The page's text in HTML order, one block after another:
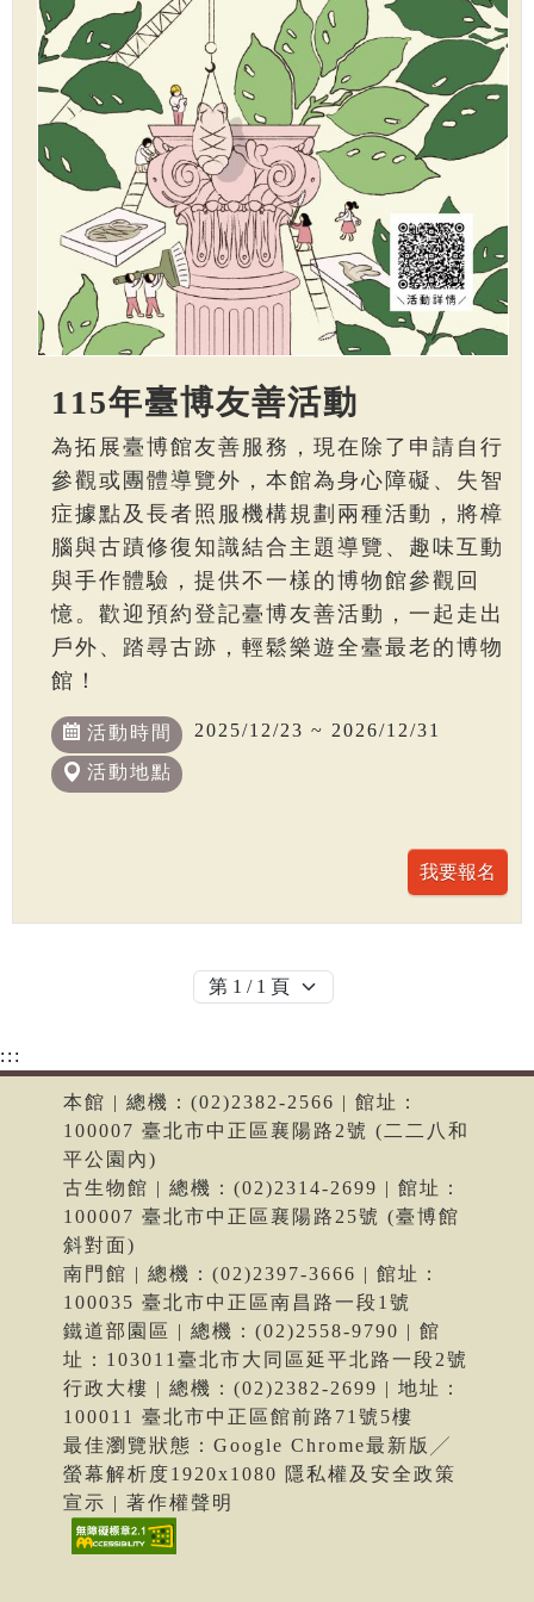
115年臺博友善活動
為拓展臺博館友善服務，現在除了申請自行
參觀或團體導覽外，本館為身心障礙、失智
症據點及長者照服機構規劃兩種活動，將樟
腦與古蹟修復知識結合主題導覽、趣味互動
與手作體驗，提供不一樣的博物館參觀回
憶。歡迎預約登記臺博友善活動，一起走出
戶外、踏尋古跡，輕鬆樂遊全臺最老的博物
館！
活動時間 2025/12/23 ~ 2026/12/31
活動地點
:::
本館 | 總機：(02)2382-2566 | 館址：
100007 臺北市中正區襄陽路2號 (二二八和
平公園內)
古生物館 | 總機：(02)2314-2699 | 館址：
100007 臺北市中正區襄陽路25號 (臺博館
斜對面)
南門館 | 總機：(02)2397-3666 | 館址：
100035 臺北市中正區南昌路一段1號
鐵道部園區 | 總機：(02)2558-9790 | 館
址：103011臺北市大同區延平北路一段2號
行政大樓 | 總機：(02)2382-2699 | 地址：
100011 臺北市中正區館前路71號5樓
最佳瀏覽狀態：Google Chrome最新版╱
螢幕解析度1920x1080 隱私權及安全政策
宣示 | 著作權聲明